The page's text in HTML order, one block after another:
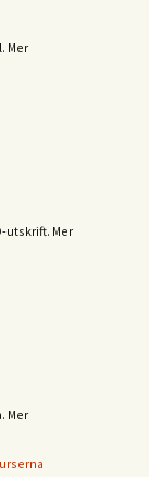
Mer
utskrift. Mer
Mer